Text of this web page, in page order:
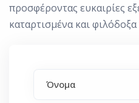
προσφέροντας ευκαιρίες
καταρτισμένα και